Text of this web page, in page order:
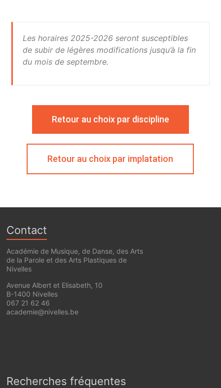
Les horaires 2025-2026 seront susceptibles
de subir de légères modifications jusqu’à la fin
du mois de septembre.
Retour au choix par discipline
Retour au choix par implatation
Contact
Académie de Musique, de Danse, des Arts
de la Parole et des Arts Plastiques de
Nivelles
Avenue Albert et Elisabeth, 10
B-1400 Nivelles
067 21 62 46
academie@nivelles.be
Recherches fréquentes